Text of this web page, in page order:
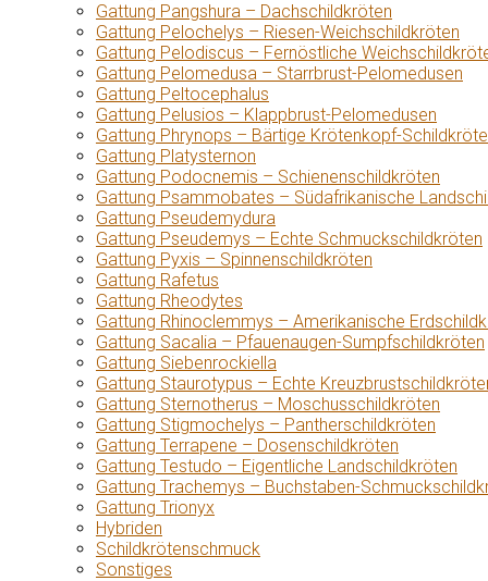
Gattung Pangshura – Dachschildkröten
Gattung Pelochelys – Riesen-Weichschildkröten
Gattung Pelodiscus – Fernöstliche
Gattung Pelomedusa – Starrbrust-Pelomedusen
Gattung Peltocephalus
Gattung Pelusios – Klappbrust-Pelomedusen
Gattung Phrynops – Bärtige Krötenkopf-
Gattung Platysternon
Gattung Podocnemis – Schienenschildkröten
Gattung Psammobates – Südafrikanische
Gattung Pseudemydura
Gattung Pseudemys – Echte Schmuckschildkröten
Gattung Pyxis – Spinnenschildkröten
Gattung Rafetus
Gattung Rheodytes
Gattung Rhinoclemmys – Amerikanische
Gattung Sacalia – Pfauenaugen-Sumpfschildkröten
Gattung Siebenrockiella
Gattung Staurotypus – Echte
Gattung Sternotherus – Moschusschildkröten
Gattung Stigmochelys – Pantherschildkröten
Gattung Terrapene – Dosenschildkröten
Gattung Testudo – Eigentliche Landschildkröten
Gattung Trachemys – Buchstaben-
Gattung Trionyx
Hybriden
Schildkrötenschmuck
Sonstiges